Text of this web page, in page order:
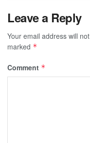
Leave a Reply
Your email address will
marked *
Comment *